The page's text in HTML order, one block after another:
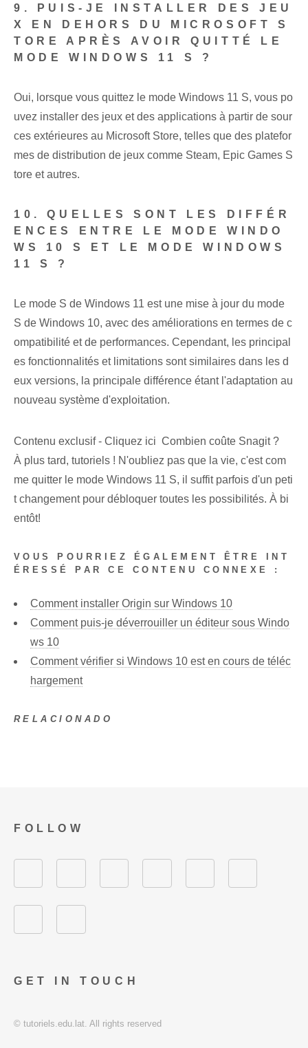
9. PUIS-JE INSTALLER DES JEU
X EN DEHORS DU MICROSOFT S
TORE APRÈS AVOIR QUITTÉ LE
MODE WINDOWS 11 S ?
Oui, lorsque vous quittez le mode Windows 11 S, vous po
uvez installer des jeux et des applications à partir de sour
ces extérieures au Microsoft Store, telles que des platefor
mes de distribution de jeux comme Steam, Epic Games S
tore et autres.
10. QUELLES SONT LES DIFFÉR
ENCES ENTRE LE MODE WINDO
WS 10 S ET LE MODE WINDOWS
11 S ?
Le mode S de Windows 11 est une mise à jour du mode
S de Windows 10, avec des améliorations en termes de c
ompatibilité et de performances. Cependant, les principal
es fonctionnalités et limitations sont similaires dans les d
eux versions, la principale différence étant l'adaptation au
nouveau système d'exploitation.
Contenu exclusif - Cliquez ici Combien coûte Snagit ?
À plus tard, tutoriels ! N'oubliez pas que la vie, c'est com
me quitter le mode Windows 11 S, il suffit parfois d'un peti
t changement pour débloquer toutes les possibilités. À bi
entôt!
VOUS POURRIEZ ÉGALEMENT ÊTRE INT
ÉRESSÉ PAR CE CONTENU CONNEXE :
Comment installer Origin sur Windows 10
Comment puis-je déverrouiller un éditeur sous Windo
ws 10
Comment vérifier si Windows 10 est en cours de téléc
hargement
RELACIONADO
GET IN TOUCH
FOLLOW
© tutoriels.edu.lat. All rights reserved